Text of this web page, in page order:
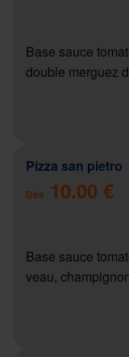
Base sauce
double merguez
Pizza san pietro
Dès 10.00 €
Base sauce
veau,